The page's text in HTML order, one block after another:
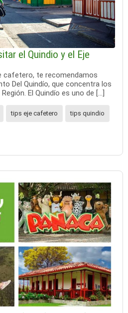
el Quindio y el Eje
cafetero, te recomendamos
Del Quindío, que concentra los
El Quindío es uno de […]
tips eje cafetero tips quindio